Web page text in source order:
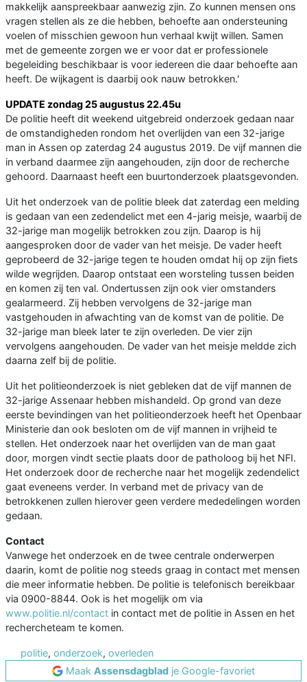
makkelijk aanspreekbaar aanwezig zjin. Zo kunnen mensen ons
vragen stellen als ze die hebben, behoefte aan ondersteuning
voelen of misschien gewoon hun verhaal kwijt willen. Samen
met de gemeente zorgen we er voor dat er professionele
begeleiding beschikbaar is voor iedereen die daar behoefte aan
heeft. De wijkagent is daarbij ook nauw betrokken.'
UPDATE zondag 25 augustus 22.45u
De politie heeft dit weekend uitgebreid onderzoek gedaan naar
de omstandigheden rondom het overlijden van een 32-jarige
man in Assen op zaterdag 24 augustus 2019. De vijf mannen die
in verband daarmee zijn aangehouden, zijn door de recherche
gehoord. Daarnaast heeft een buurtonderzoek plaatsgevonden.
Uit het onderzoek van de politie bleek dat zaterdag een melding
is gedaan van een zedendelict met een 4-jarig meisje, waarbij de
32-jarige man mogelijk betrokken zou zijn. Daarop is hij
aangesproken door de vader van het meisje. De vader heeft
geprobeerd de 32-jarige tegen te houden omdat hij op zijn fiets
wilde wegrijden. Daarop ontstaat een worsteling tussen beiden
en komen zij ten val. Ondertussen zijn ook vier omstanders
gealarmeerd. Zij hebben vervolgens de 32-jarige man
vastgehouden in afwachting van de komst van de politie. De
32-jarige man bleek later te zijn overleden. De vier zijn
vervolgens aangehouden. De vader van het meisje meldde zich
daarna zelf bij de politie.
Uit het politieonderzoek is niet gebleken dat de vijf mannen de
32-jarige Assenaar hebben mishandeld. Op grond van deze
eerste bevindingen van het politieonderzoek heeft het Openbaar
Ministerie dan ook besloten om de vijf mannen in vrijheid te
stellen. Het onderzoek naar het overlijden van de man gaat
door, morgen vindt sectie plaats door de patholoog bij het NFI.
Het onderzoek door de recherche naar het mogelijk zedendelict
gaat eveneens verder. In verband met de privacy van de
betrokkenen zullen hierover geen verdere mededelingen worden
gedaan.
Contact
Vanwege het onderzoek en de twee centrale onderwerpen
daarin, komt de politie nog steeds graag in contact met mensen
die meer informatie hebben. De politie is telefonisch bereikbaar
via 0900-8844. Ook is het mogelijk om via
www.politie.nl/contact in contact met de politie in Assen en het
rechercheteam te komen.
politie, onderzoek, overleden
Maak Assensdagblad je Google-favoriet